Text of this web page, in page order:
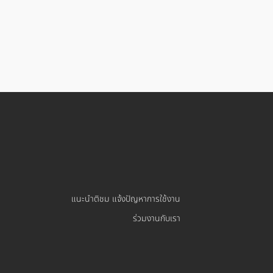
แนะนำติชม แจ้งปัญหาการใช้งาน
ร่วมงานกับเรา